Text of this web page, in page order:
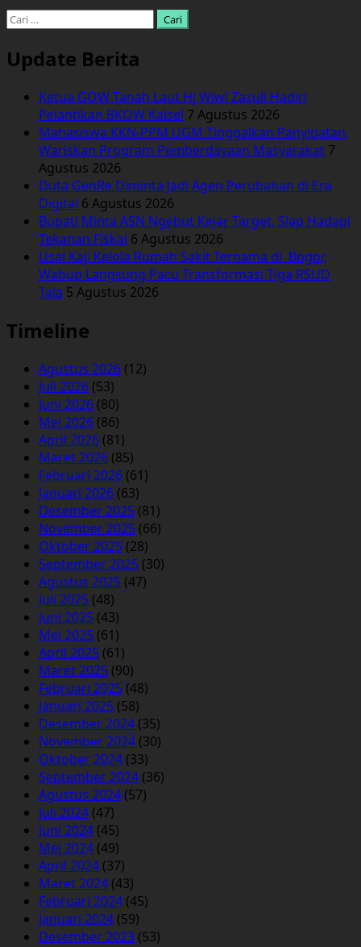
Cari
Update Berita
Ketua GOW Tanah Laut Hj Wiwi Zazuli Hadiri
Pelantikan BKOW Kalsel 7 Agustus 2026
Mahasiswa KKN-PPM UGM Tinggalkan Panyipatan,
Wariskan Program Pemberdayaan Masyarakat 7
Agustus 2026
Duta GenRe Diminta Jadi Agen Perubahan di Era
Digital 6 Agustus 2026
Bupati Minta ASN Ngebut Kejar Target, Siap Hadapi
Tekanan Fiskal 6 Agustus 2026
Usai Kaji Kelola Rumah Sakit Ternama di Bogor,
Wabup Langsung Pacu Transformasi Tiga RSUD
Tala 5 Agustus 2026
Timeline
Agustus 2026 (12)
Juli 2026 (53)
Juni 2026 (80)
Mei 2026 (86)
April 2026 (81)
Maret 2026 (85)
Februari 2026 (61)
Januari 2026 (63)
Desember 2025 (81)
November 2025 (66)
Oktober 2025 (28)
September 2025 (30)
Agustus 2025 (47)
Juli 2025 (48)
Juni 2025 (43)
Mei 2025 (61)
April 2025 (61)
Maret 2025 (90)
Februari 2025 (48)
Januari 2025 (58)
Desember 2024 (35)
November 2024 (30)
Oktober 2024 (33)
September 2024 (36)
Agustus 2024 (57)
Juli 2024 (47)
Juni 2024 (45)
Mei 2024 (49)
April 2024 (37)
Maret 2024 (43)
Februari 2024 (45)
Januari 2024 (59)
Desember 2023 (53)